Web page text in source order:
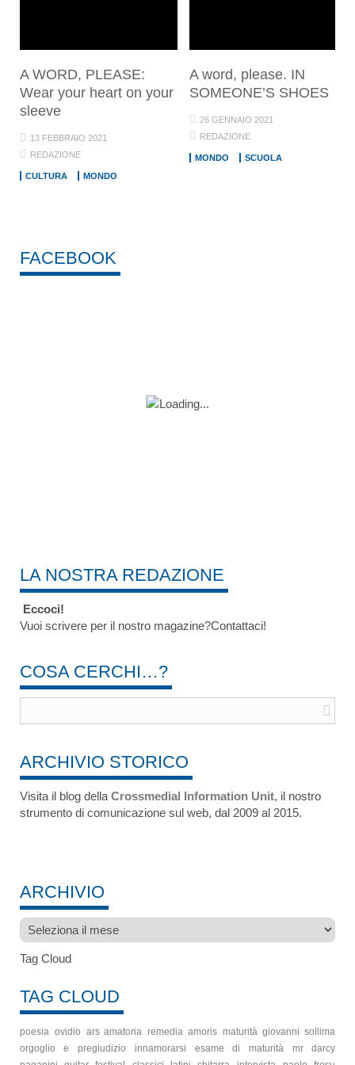
A WORD, PLEASE:
Wear your heart on your
sleeve
13 FEBBRAIO 2021
REDAZIONE
CULTURA MONDO
A word, please. IN
SOMEONE’S SHOES
26 GENNAIO 2021
REDAZIONE
MONDO SCUOLA
FACEBOOK
LA NOSTRA REDAZIONE
Eccoci!
Vuoi scrivere per il nostro magazine?Contattaci!
COSA CERCHI…?
ARCHIVIO STORICO
Visita il blog della Crossmedial Information Unit, il nostro
strumento di comunicazione sul web, dal 2009 al 2015.
ARCHIVIO
Archivio
Tag Cloud
TAG CLOUD
poesia ovidio ars amatoria remedia amoris maturità giovanni sollima
orgoglio e pregiudizio
innamorarsi esame di maturità
mr darcy